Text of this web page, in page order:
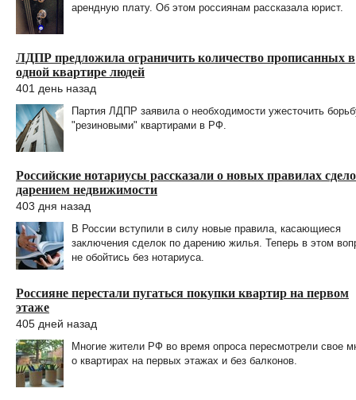
арендную плату. Об этом россиянам рассказала юрист.
ЛДПР предложила ограничить количество прописанных в
одной квартире людей
401 день назад
Партия ЛДПР заявила о необходимости ужесточить
"резиновыми" квартирами в РФ.
Российские нотариусы рассказали о новых правилах
дарением недвижимости
403 дня назад
В России вступили в силу новые правила, касающиеся
заключения сделок по дарению жилья. Теперь в этом
не обойтись без нотариуса.
Россияне перестали пугаться покупки квартир на первом
этаже
405 дней назад
Многие жители РФ во время опроса пересмотрели свое
о квартирах на первых этажах и без балконов.